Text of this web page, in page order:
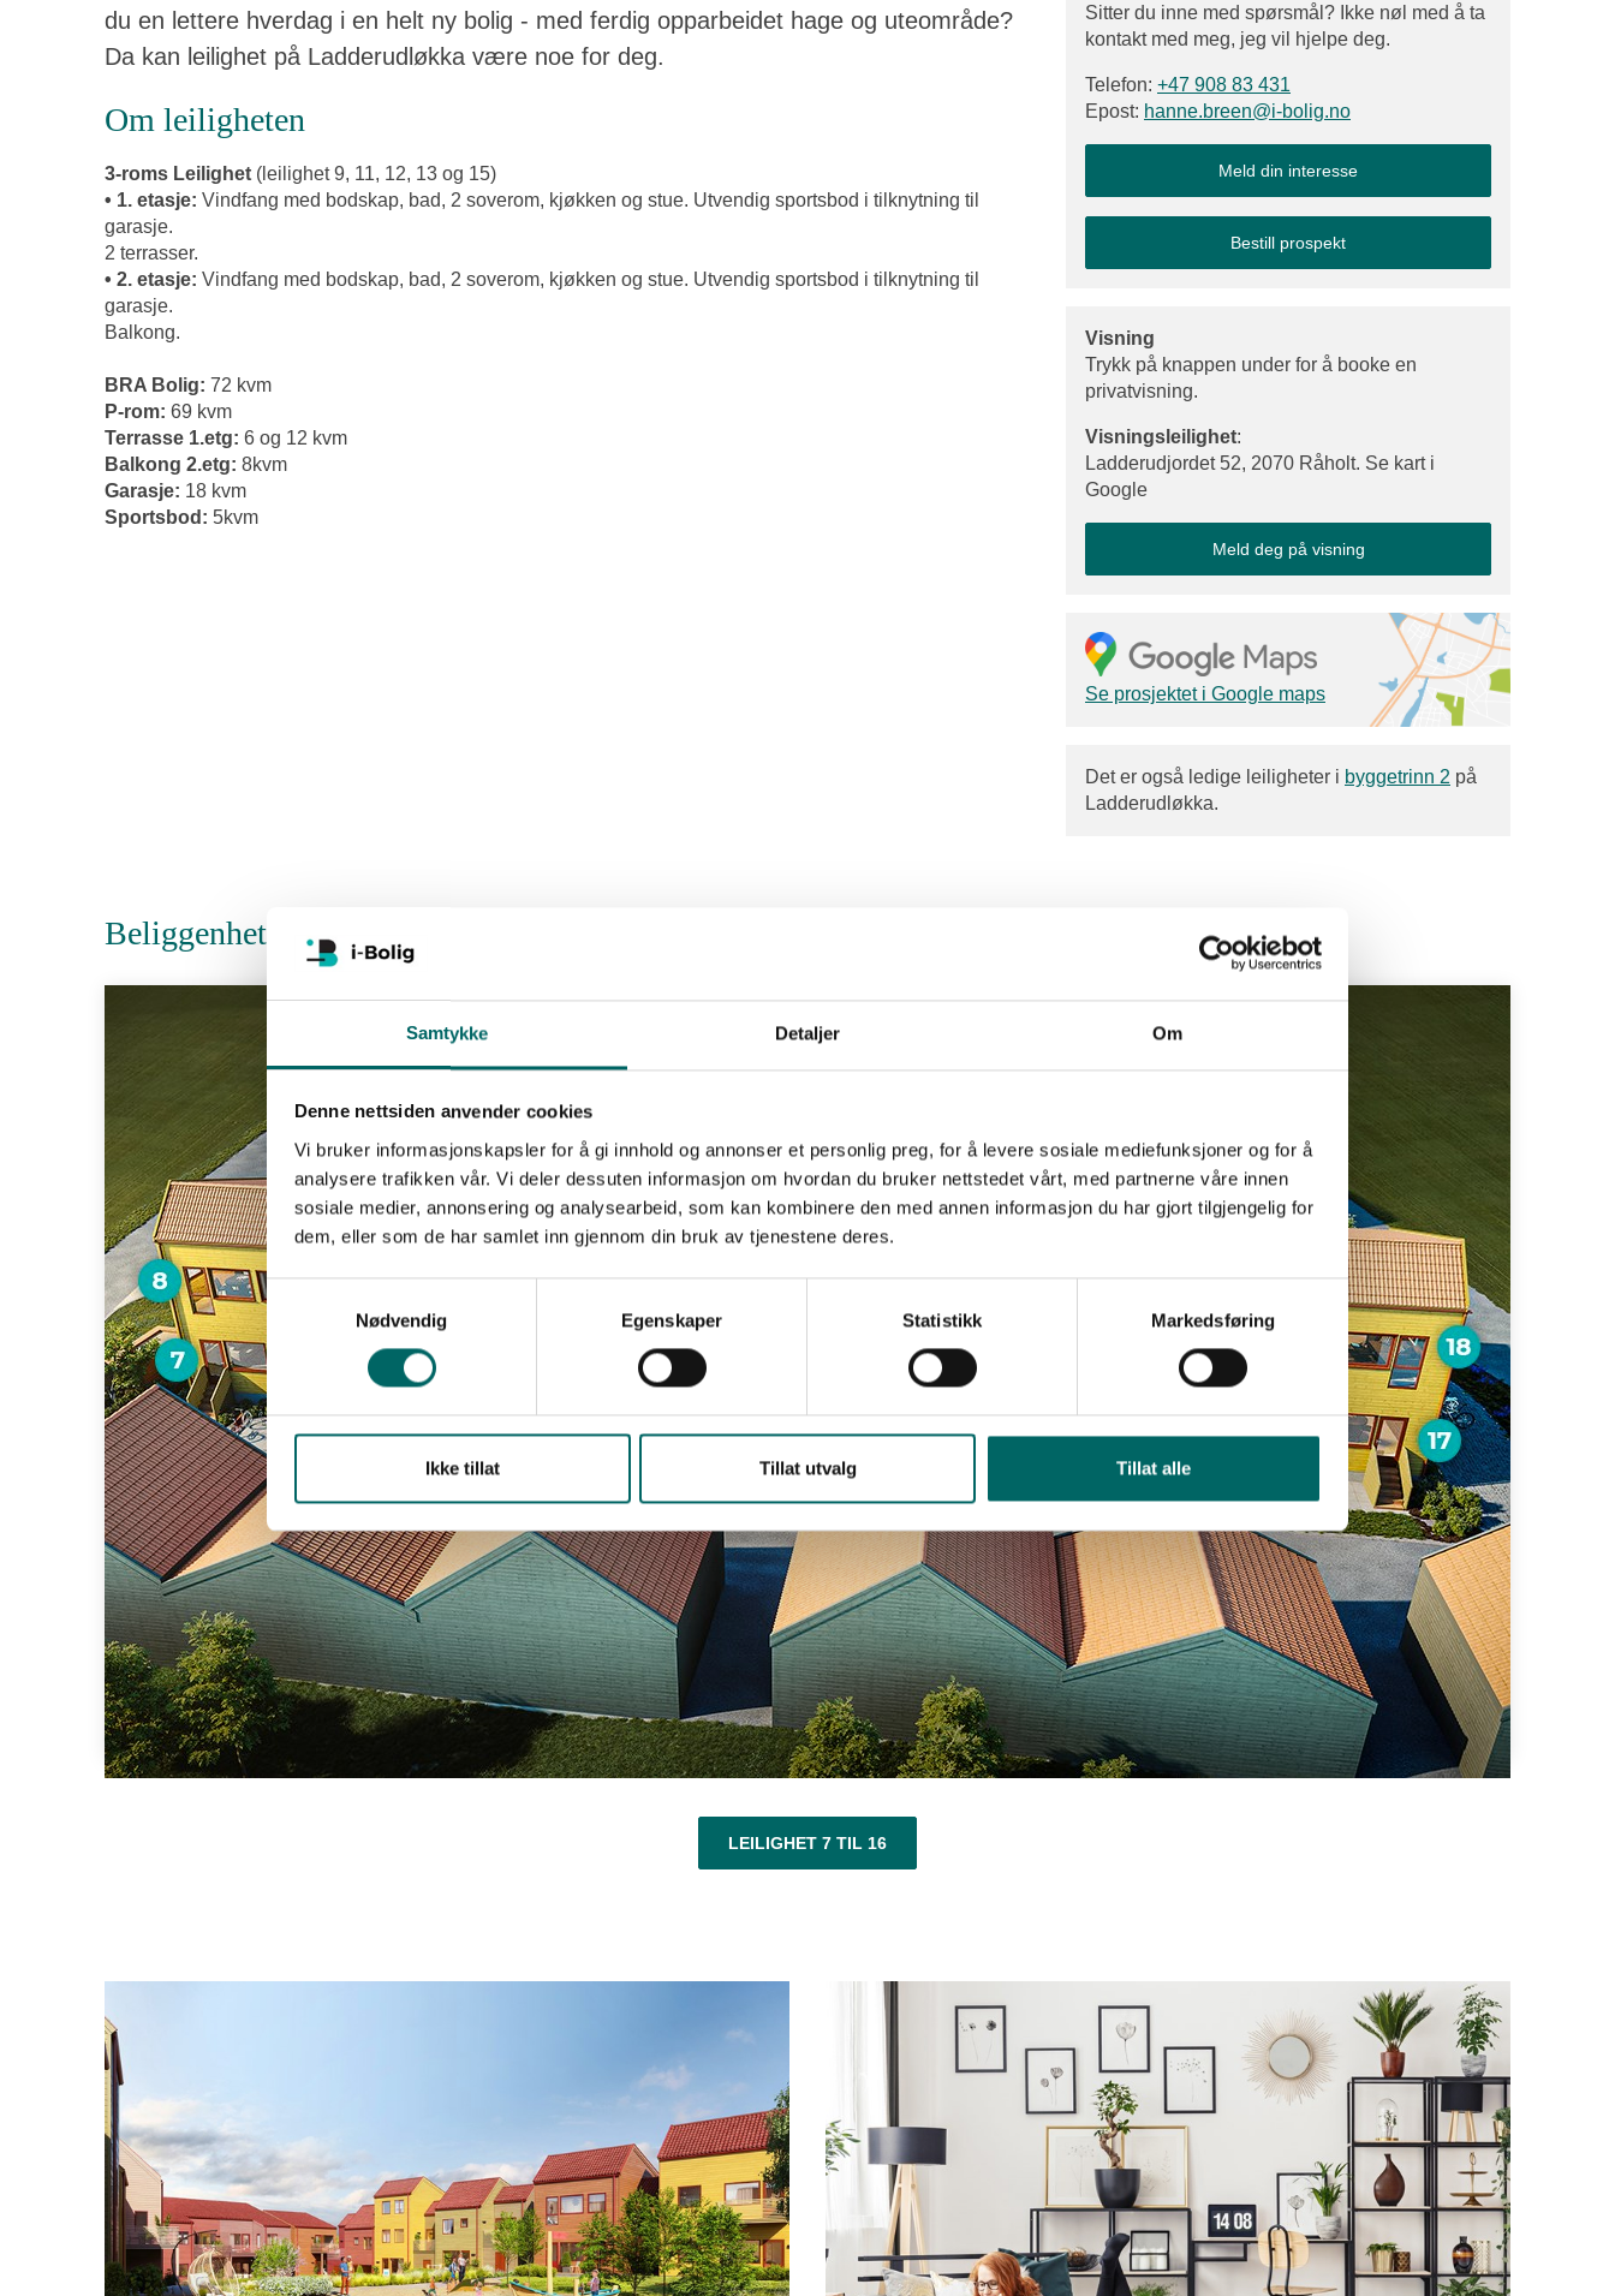
Samtykke Detaljer Om
Denne nettsiden anvender cookies
Vi bruker informasjonskapsler for å gi innhold og annonser et personlig preg, for å levere sosiale mediefunksjoner og for å
analysere trafikken vår. Vi deler dessuten informasjon om hvordan du bruker nettstedet vårt, med partnerne våre innen
sosiale medier, annonsering og analysearbeid, som kan kombinere den med annen informasjon du har gjort tilgjengelig for
dem, eller som de har samlet inn gjennom din bruk av tjenestene deres.
Samtykkevalg
Nødvendig
Egenskaper Statistikk Markedsføring
Ikke tillat Tillat utvalg Tillat alle
du en lettere hverdag i en helt ny bolig - med ferdig opparbeidet hage og uteområde?
Da kan leilighet på Ladderudløkka være noe for deg.
Om leiligheten
3-roms Leilighet (leilighet 9, 11, 12, 13 og 15)
• 1. etasje: Vindfang med bodskap, bad, 2 soverom, kjøkken og stue. Utvendig sportsbod i tilknytning til
garasje.
2 terrasser.
• 2. etasje: Vindfang med bodskap, bad, 2 soverom, kjøkken og stue. Utvendig sportsbod i tilknytning til
garasje.
Balkong.
BRA Bolig: 72 kvm
P-rom: 69 kvm
Terrasse 1.etg: 6 og 12 kvm
Balkong 2.etg: 8kvm
Garasje: 18 kvm
Sportsbod: 5kvm
Sitter du inne med spørsmål? Ikke nøl med å ta
kontakt med meg, jeg vil hjelpe deg.
Telefon: +47 908 83 431
Epost: hanne.breen@i-bolig.no
Meld din interesse
Bestill prospekt
Visning
Trykk på knappen under for å booke en
privatvisning.
Visningsleilighet:
Ladderudjordet 52, 2070 Råholt. Se kart i
Google
Meld deg på visning
Se prosjektet i Google maps
Det er også ledige leiligheter i byggetrinn 2 på
Ladderudløkka.
Beliggenhet i prosjektet
LEILIGHET 7 TIL 16